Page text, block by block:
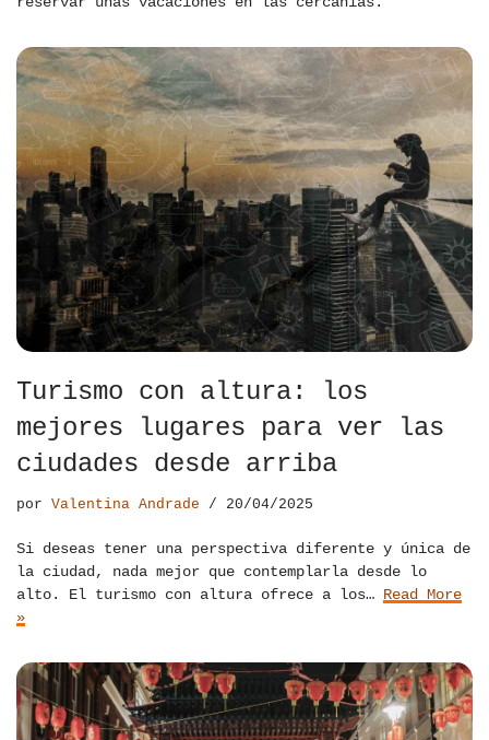
Turismo con altura: los
mejores lugares para ver las
ciudades desde arriba
por Valentina Andrade 20/04/2025
Si deseas tener una perspectiva diferente y única de
la ciudad, nada mejor que contemplarla desde lo
alto. El turismo con altura ofrece a los… Read More
»